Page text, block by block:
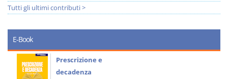
Tutti gli ultimi contributi >
E-Book
Prescrizione e
decadenza